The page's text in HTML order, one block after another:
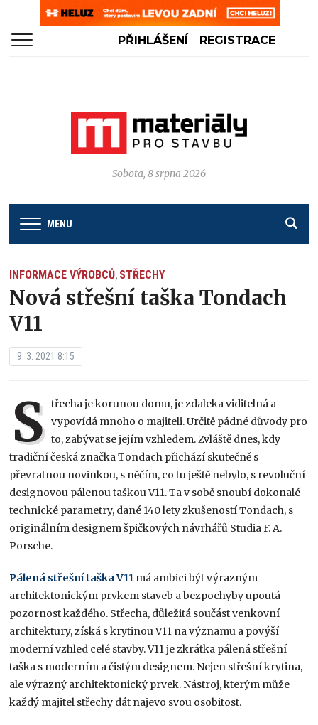
PŘIHLÁŠENÍ REGISTRACE
Sobota, 8 srpna 2026
MENU
INFORMACE VÝROBCŮ, STŘECHY
Nová střešní taška Tondach
V11
9. 3. 2021 8:15
S třecha je korunou domu, je zdaleka viditelná a
vypovídá mnoho o majiteli. Určitě pádné důvody pro
to, zabývat se jejím vzhledem. Zvláště dnes, kdy
tradiční česká značka Tondach přichází skutečně s
převratnou novinkou, s něčím, co tu ještě nebylo, s revoluční
designovou pálenou taškou V11. Ta v sobě snoubí dokonalé
technické parametry, dané 140 lety zkušeností Tondach, s
originálním designem špičkových návrhářů Studia F. A.
Porsche.
Pálená střešní taška V11 má ambici být výrazným
architektonickým prvkem staveb a bezpochyby upoutá
pozornost každého. Střecha, důležitá součást venkovní
architektury, získá s krytinou V11 na významu a povýší
moderní vzhled celé stavby. V11 je zkrátka pálená střešní
taška s moderním a čistým designem. Nejen střešní krytina,
ale výrazný architektonický prvek. Nástroj, kterým může
každý majitel střechy dát najevo svou osobitost.